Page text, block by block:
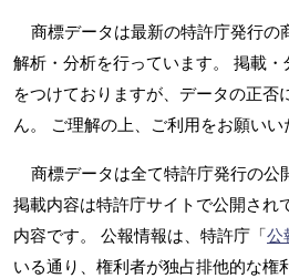
商標データは最新の特許庁発行の
解析・分析を行っています。 掲載
をつけておりますが、データの正否
ん。 ご理解の上、ご利用をお願いい
商標データは全て特許庁発行の公
掲載内容は特許庁サイトで公開され
内容です。 公報情報は、特許庁「公
いる通り、権利者が独占排他的な権